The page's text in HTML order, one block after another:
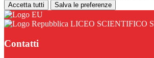
Accetta tutti Salva le preferenze
LICEO SCIENTIFICO
Contatti